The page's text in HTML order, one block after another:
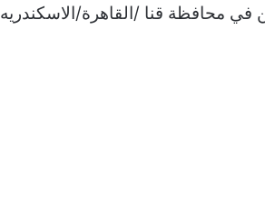
في محافظة قنا /القاهرة/الاسكندريه